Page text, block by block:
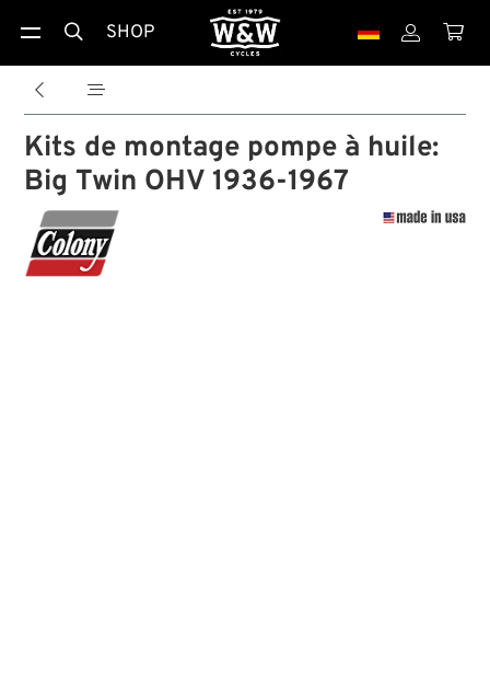
 SHOP  
 
Kits de montage pompe à huile:
Big Twin OHV 1936-1967